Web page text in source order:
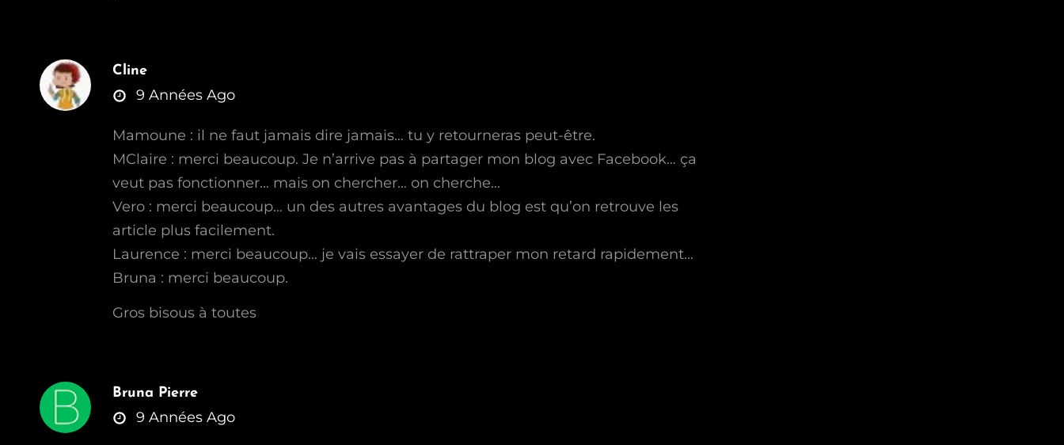
Cline
says:9 Années Ago
Mamoune : il ne faut jamais dire jamais… tu y retourneras peut-être.
MClaire : merci beaucoup. Je n’arrive pas à partager mon blog avec Facebook… ça
veut pas fonctionner… mais on chercher… on cherche…
Vero : merci beaucoup… un des autres avantages du blog est qu’on retrouve les
article plus facilement.
Laurence : merci beaucoup… je vais essayer de rattraper mon retard rapidement…
Bruna : merci beaucoup.
Gros bisous à toutes
Bruna Pierre
says:9 Années Ago